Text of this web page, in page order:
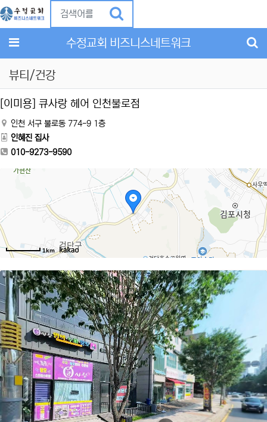
메뉴 수정교회 비즈니스네트워크
뷰티/건강
[이미용] 큐사랑 헤어 인천불로점
인천 서구 불로동 774-9 1층
인혜진 집사
010-9273-9590
1km